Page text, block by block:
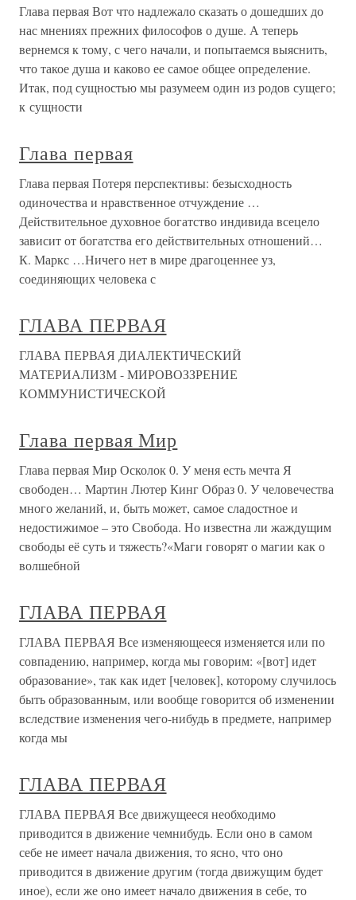
Глава первая Вот что надлежало сказать о дошедших до
нас мнениях прежних философов о душе. А теперь
вернемся к тому, с чего начали, и попытаемся выяснить,
что такое душа и каково ее самое общее определение.
Итак, под сущностью мы разумеем один из родов сущего;
к сущности
Глава первая
Глава первая Потеря перспективы: безысходность
одиночества и нравственное отчуждение …
Действительное духовное богатство индивида всецело
зависит от богатства его действительных отношений…
К. Маркс …Ничего нет в мире драгоценнее уз,
соединяющих человека с
ГЛАВА ПЕРВАЯ
ГЛАВА ПЕРВАЯ ДИАЛЕКТИЧЕСКИЙ
МАТЕРИАЛИЗМ - МИРОВОЗЗРЕНИЕ
КОММУНИСТИЧЕСКОЙ
Глава первая Мир
Глава первая Мир Осколок 0. У меня есть мечта Я
свободен… Мартин Лютер Кинг Образ 0. У человечества
много желаний, и, быть может, самое сладостное и
недостижимое – это Свобода. Но известна ли жаждущим
свободы её суть и тяжесть?«Маги говорят о магии как о
волшебной
ГЛАВА ПЕРВАЯ
ГЛАВА ПЕРВАЯ Все изменяющееся изменяется или по
совпадению, например, когда мы говорим: «[вот] идет
образование», так как идет [человек], которому случилось
быть образованным, или вообще говорится об изменении
вследствие изменения чего-нибудь в предмете, например
когда мы
ГЛАВА ПЕРВАЯ
ГЛАВА ПЕРВАЯ Все движущееся необходимо
приводится в движение чемнибудь. Если оно в самом
себе не имеет начала движения, то ясно, что оно
приводится в движение другим (тогда движущим будет
иное), если же оно имеет начало движения в себе, то